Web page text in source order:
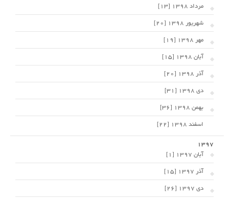
مرداد 1398 [13]
شهریور 1398 [20]
مهر 1398 [19]
آبان 1398 [15]
آذر 1398 [20]
دی 1398 [31]
بهمن 1398 [36]
اسفند 1398 [22]
1397
آبان 1397 [1]
آذر 1397 [15]
دی 1397 [26]